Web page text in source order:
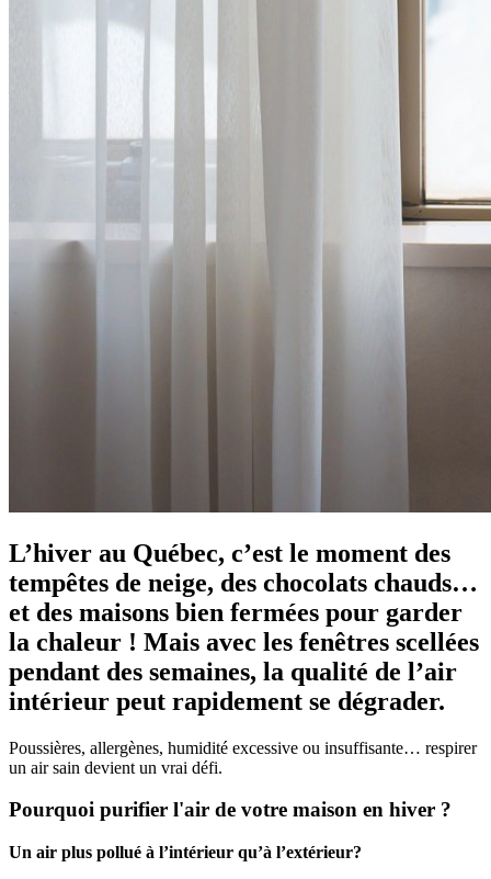
L’hiver au Québec, c’est le moment des
tempêtes de neige, des chocolats chauds…
et des maisons bien fermées pour garder
la chaleur ! Mais avec les fenêtres scellées
pendant des semaines, la qualité de l’air
intérieur peut rapidement se dégrader.
Poussières, allergènes, humidité excessive ou insuffisante… respirer
un air sain devient un vrai défi.
Pourquoi purifier l'air de votre maison en hiver ?
Un air plus pollué à l’intérieur qu’à l’extérieur?